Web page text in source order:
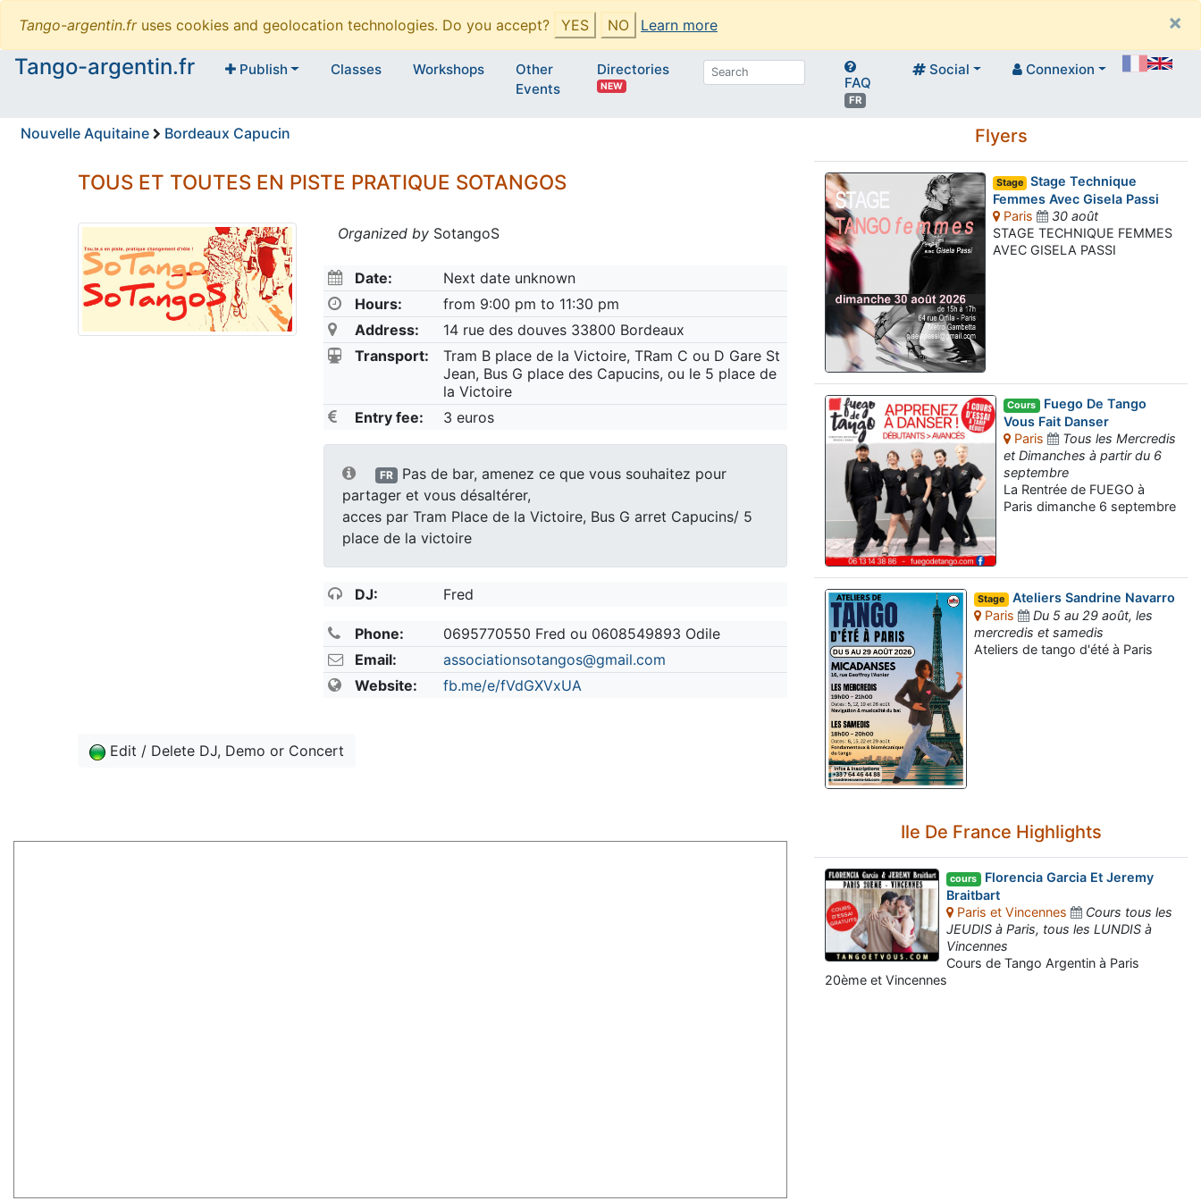
Tango-argentin.fruses cookies and geolocation technologies. Do you accept? YES NO Learn more
×
Tango-argentin.fr
Publish Classes Workshops
Other
Events
Directories
NEW FAQ
FR
Social Connexion
Nouvelle Aquitaine Bordeaux Capucin
TOUS ET TOUTES EN PISTE PRATIQUE SOTANGOS
Organized bySotangoS
Date:
Next date unknown
Hours:
from 9:00 pm to 11:30 pm
Address:
14 rue des douves 33800 Bordeaux
Transport:
Tram B place de la Victoire, TRam C ou D Gare St
Jean, Bus G place des Capucins, ou le 5 place de
la Victoire
Entry fee:
3 euros
FR
Pas de bar, amenez ce que vous souhaitez pour
partager et vous désaltérer,
acces par Tram Place de la Victoire, Bus G arret Capucins/ 5
place de la victoire
DJ: Fred
Phone:
0695770550 Fred ou 0608549893 Odile
Email:
associationsotangos@gmail.com
Website:
fb.me/e/fVdGXVxUA
Edit / Delete DJ, Demo or Concert
Flyers
Stage
Stage Technique
Femmes Avec Gisela Passi
Paris
30 août
STAGE TECHNIQUE FEMMES
AVEC GISELA PASSI
Cours Fuego De Tango
Vous Fait Danser
Paris
Tous les Mercredis
et Dimanches à partir du 6
septembre
La Rentrée de FUEGO à
Paris dimanche 6 septembre
Stage Ateliers Sandrine Navarro
Paris
Du 5 au 29 août, les
mercredis et samedis
Ateliers de tango d'été à Paris
Ile De France Highlights
cours Florencia Garcia Et Jeremy
Braitbart
Paris et Vincennes
Cours tous les
JEUDIS à Paris, tous les LUNDIS à
Vincennes
Cours de Tango Argentin à Paris
20ème et Vincennes